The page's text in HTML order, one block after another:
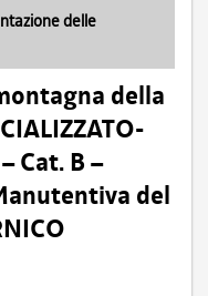
delle
della
Cat. B –
del